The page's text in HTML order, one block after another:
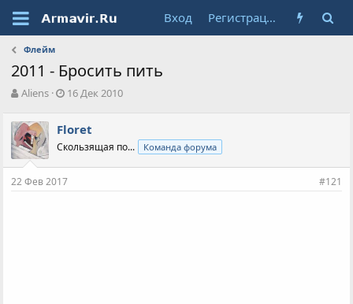
Вход Регистрация
Флейм
2011 - Бросить пить
А
т
о
р
т
е
Aliens
Д
а
н
ч
16 Дек 2010
Floret
Скользящая по... Команда форума
22 Фев 2017 #121